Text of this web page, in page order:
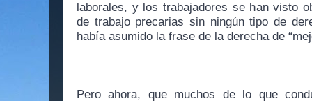
laborales, y los trabajadores se han visto
de trabajo precarias sin ningún tipo de
había asumido la frase de la derecha de
Pero ahora, que muchos de lo que